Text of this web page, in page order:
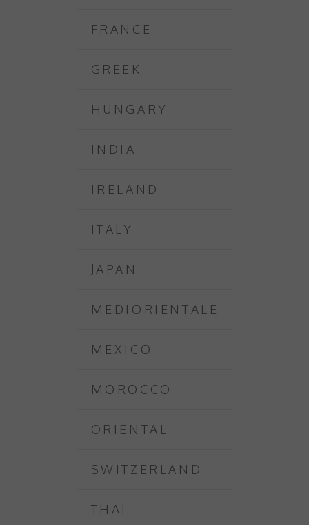
FRANCE
GREEK
HUNGARY
INDIA
IRELAND
ITALY
JAPAN
MEDIORIENTALE
MEXICO
MOROCCO
ORIENTAL
SWITZERLAND
THAI